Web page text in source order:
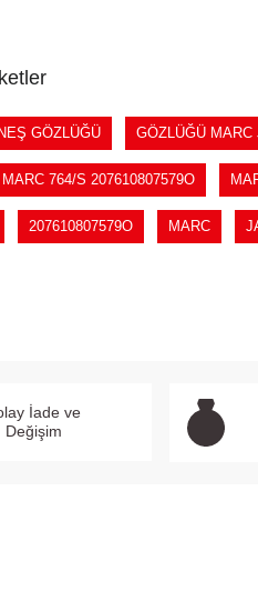
GÖZLÜĞÜ GÖZLÜĞÜ
MARC 764/S 207610807579O
207610807579O MARC
İade ve
Değişim